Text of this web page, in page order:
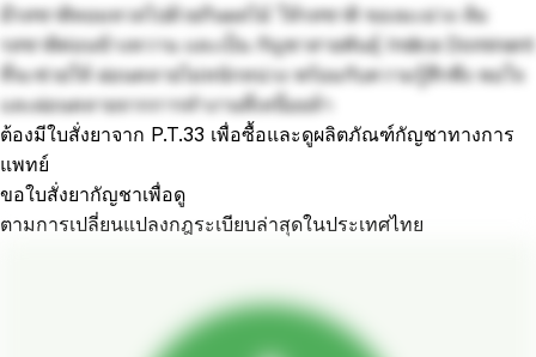
มีรสชาติหอมหวลไปด้วยกินผลไม้ ให้รสชาติ ของมะม่วง ส้ม
รสชาติค่อนข้างหวาน และเป็น กัญชาสายพันธุ์ Indica Dominant
ที่จะช่วยให้ ผ่อนคลายไม่หนักหน่วง พร้อมกับความรู้สึกพึง พอใจ
และผ่อนคลายจากการทำงานที่เหนื่อยล้า
ต้องมีใบสั่งยาจาก P.T.33 เพื่อซื้อและดูผลิตภัณฑ์กัญชาทางการ
แพทย์
ขอใบสั่งยากัญชาเพื่อดู
ตามการเปลี่ยนแปลงกฎระเบียบล่าสุดในประเทศไทย